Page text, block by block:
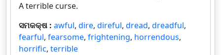
A terrible curse.
ସମକକ୍ଷ : awful, dire, direful, dread, dreadful,
fearful, fearsome, frightening, horrendous,
horrific, terrible